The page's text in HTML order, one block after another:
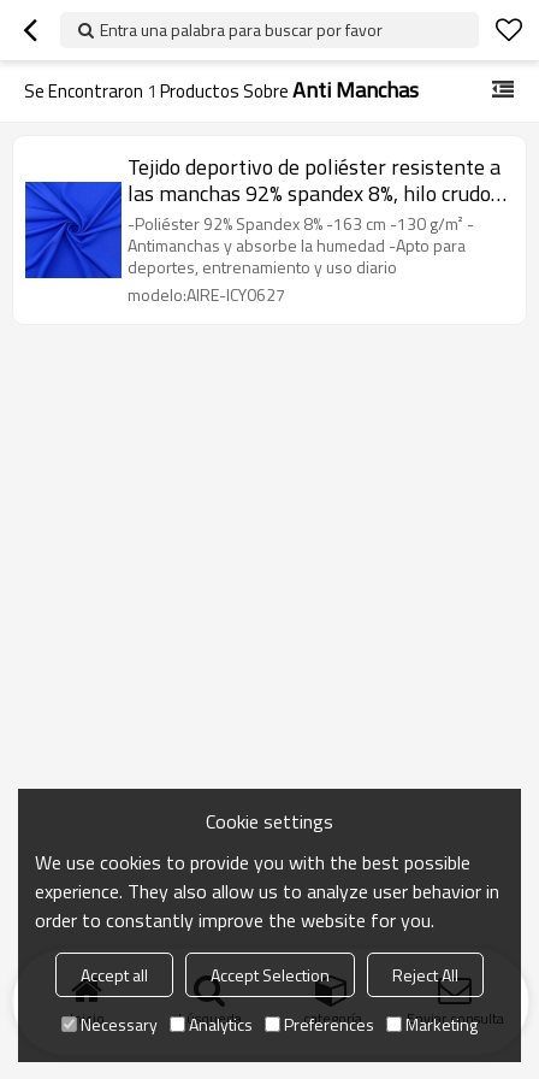
Entra una palabra para buscar por favor
Se Encontraron 1 Productos SobreAnti Manchas
Tejido deportivo de poliéster resistente a
las manchas 92% spandex 8%, hilo crudo
que absorbe la humedad y se seca
rápidamente, compatible con OEM, ODM
-Poliéster 92% Spandex 8% -163 cm -130 g/m² -
Antimanchas y absorbe la humedad -Apto para
deportes, entrenamiento y uso diario
modelo:AIRE-ICY0627
Inicio búsqueda categoría Enviar consulta
Cookie settings
We use cookies to provide you with the best possible
experience. They also allow us to analyze user behavior in
order to constantly improve the website for you.
Accept all Accept Selection
Reject All
Necessary
Analytics Preferences Marketing